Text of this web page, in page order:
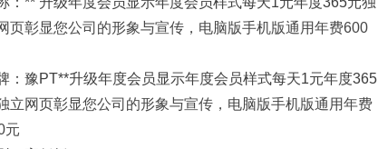
页彰显您公司的形象与宣传，电脑版手机版通用年费600
：豫PT**升级年度会员显示年度会员样式每天1元年度365
立网页彰显您公司的形象与宣传，电脑版手机版通用年费
元